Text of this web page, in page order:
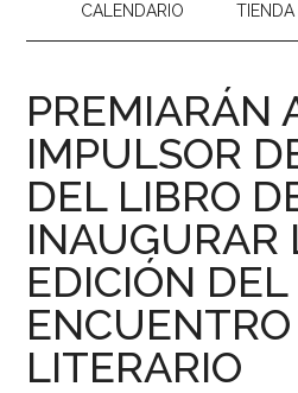
CALENDARIO TIENDA
PREMIARÁN
IMPULSOR
DEL LIBRO
INAUGURAR
EDICIÓN DEL
ENCUENTRO
LITERARIO